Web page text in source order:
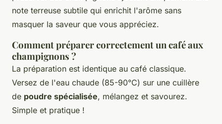
note terreuse subtile qui enrichit l'arôme sans
masquer la saveur que vous appréciez.
Comment préparer correctement un café aux
champignons ?
La préparation est identique au café classique.
Versez de l'eau chaude (85-90°C) sur une cuillère
de poudre spécialisée, mélangez et savourez.
Simple et pratique !